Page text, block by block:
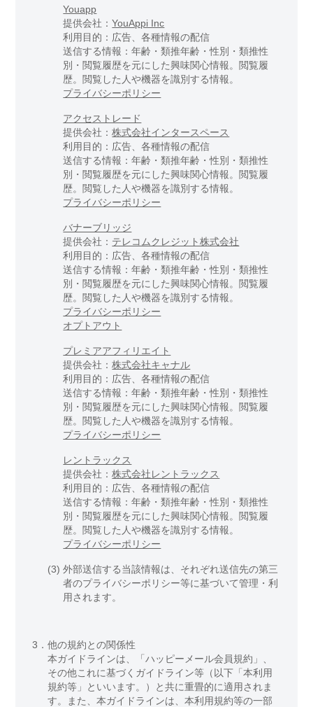
Youapp
提供会社：YouAppi Inc
利用目的：広告、各種情報の配信
送信する情報：年齢・類推年齢・性別・類推性
別・閲覧履歴を元にした興味関心情報。閲覧履
歴。閲覧した人や機器を識別する情報。
プライバシーポリシー
アクセストレード
提供会社：株式会社インタースペース
利用目的：広告、各種情報の配信
送信する情報：年齢・類推年齢・性別・類推性
別・閲覧履歴を元にした興味関心情報。閲覧履
歴。閲覧した人や機器を識別する情報。
プライバシーポリシー
バナーブリッジ
提供会社： テレコムクレジット株式会社
利用目的：広告、各種情報の配信
送信する情報：年齢・類推年齢・性別・類推性
別・閲覧履歴を元にした興味関心情報。閲覧履
歴。閲覧した人や機器を識別する情報。
プライバシーポリシー
オプトアウト
プレミアアフィリエイト
提供会社：株式会社キャナル
利用目的：広告、各種情報の配信
送信する情報：年齢・類推年齢・性別・類推性
別・閲覧履歴を元にした興味関心情報。閲覧履
歴。閲覧した人や機器を識別する情報。
プライバシーポリシー
レントラックス
提供会社：株式会社レントラックス
利用目的：広告、各種情報の配信
送信する情報：年齢・類推年齢・性別・類推性
別・閲覧履歴を元にした興味関心情報。閲覧履
歴。閲覧した人や機器を識別する情報。
プライバシーポリシー
(3)外部送信する当該情報は、それぞれ送信先の第三
者のプライバシーポリシー等に基づいて管理・利
用されます。
3．他の規約との関係性
本ガイドラインは、「ハッピーメール会員規約」、
その他これに基づくガイドライン等（以下「本利用
規約等」といいます。）と共に重畳的に適用されま
す。また、本ガイドラインは、本利用規約等の一部